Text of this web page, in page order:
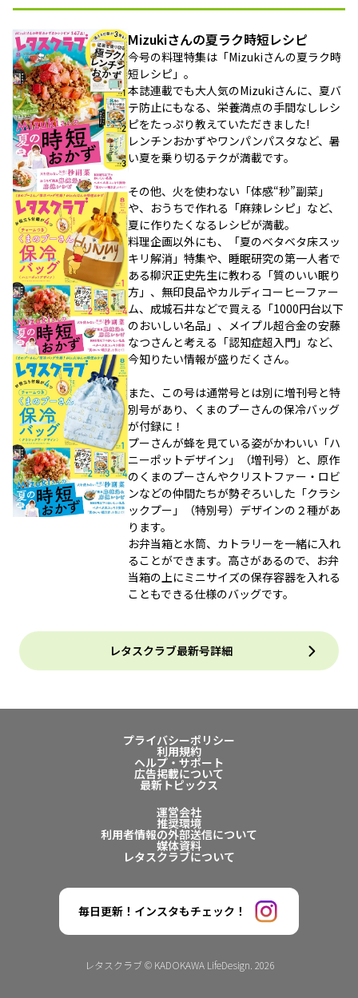
Mizukiさんの夏ラク時短レシピ
今号の料理特集は「Mizukiさんの夏ラク時
短レシピ」。
本誌連載でも大人気のMizukiさんに、夏バ
テ防止にもなる、栄養満点の手間なしレシ
ピをたっぷり教えていただきました!
レンチンおかずやワンパンパスタなど、暑
い夏を乗り切るテクが満載です。
その他、火を使わない「体感“秒”副菜」
や、おうちで作れる「麻辣レシピ」など、
夏に作りたくなるレシピが満載。
料理企画以外にも、「夏のベタベタ床スッ
キリ解消」特集や、睡眠研究の第一人者で
ある柳沢正史先生に教わる「質のいい眠り
方」、無印良品やカルディコーヒーファー
ム、成城石井などで買える「1000円台以下
のおいしい名品」、メイプル超合金の安藤
なつさんと考える「認知症超入門」など、
今知りたい情報が盛りだくさん。
また、この号は通常号とは別に増刊号と特
別号があり、くまのプーさんの保冷バッグ
が付録に！
プーさんが蜂を見ている姿がかわいい「ハ
ニーポットデザイン」（増刊号）と、原作
のくまのプーさんやクリストファー・ロビ
ンなどの仲間たちが勢ぞろいした「クラシ
ックプー」（特別号）デザインの２種があ
ります。
お弁当箱と水筒、カトラリーを一緒に入れ
ることができます。高さがあるので、お弁
当箱の上にミニサイズの保存容器を入れる
こともできる仕様のバッグです。
レタスクラブ最新号詳細
プライバシーポリシー
利用規約
ヘルプ・サポート
広告掲載について
最新トピックス
運営会社
推奨環境
利用者情報の外部送信について
媒体資料
レタスクラブについて
毎日更新！インスタもチェック！
レタスクラブ © KADOKAWA LifeDesign. 2026